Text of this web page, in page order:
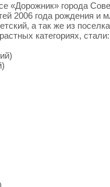
«Дорожник» города
2006 года рождения
а так же из
категориях, стали: